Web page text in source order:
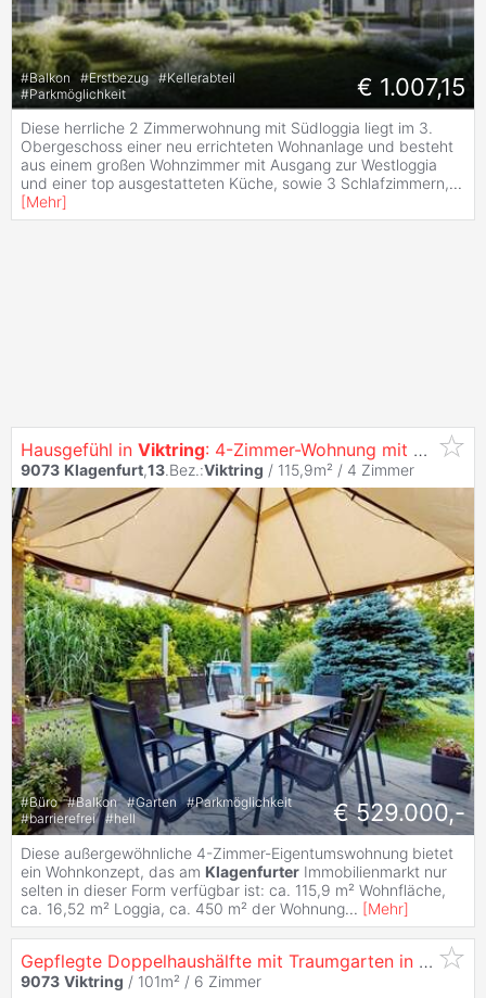
#Balkon #Erstbezug #Kellerabteil
#Parkmöglichkeit € 1.007,15
Diese herrliche 2 Zimmerwohnung mit Südloggia liegt im 3.
Obergeschoss einer neu errichteten Wohnanlage und besteht
aus einem großen Wohnzimmer mit Ausgang zur Westloggia
und einer top ausgestatteten Küche, sowie 3 Schlafzimmern,...
[Mehr]
Hausgefühl in Viktring: 4-Zimmer-Wohnung mit ca. 450 m² Eigengarten, eigenem Pool & Tiefgarage inklusive
9073 Klagenfurt,13.Bez.:Viktring / 115,9m² / 4 Zimmer
#Büro #Balkon #Garten #Parkmöglichkeit
#barrierefrei #hell € 529.000,-
Diese außergewöhnliche 4-Zimmer-Eigentumswohnung bietet
ein Wohnkonzept, das am Klagenfurter Immobilienmarkt nur
selten in dieser Form verfügbar ist: ca. 115,9 m² Wohnfläche,
ca. 16,52 m² Loggia, ca. 450 m² der Wohnung... [Mehr]
Gepflegte Doppelhaushälfte mit Traumgarten in ruhiger Lage von
9073 Viktring / 101m² / 6 Zimmer